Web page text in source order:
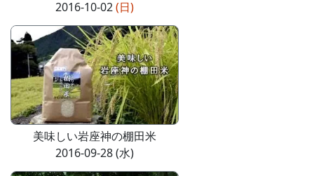
2016-10-02(日)
美味しい岩座神の棚田米
2016-09-28 (水)